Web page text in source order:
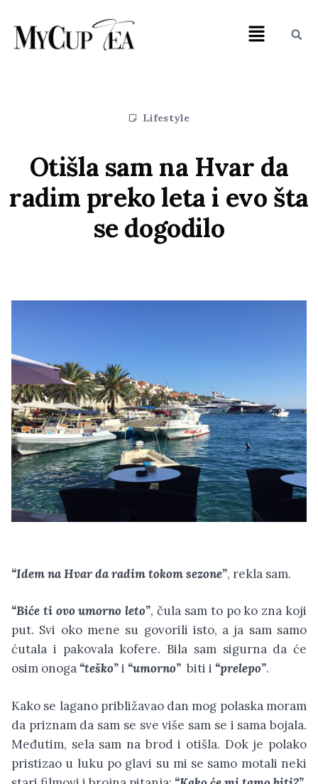
Lifestyle
Otišla sam na Hvar da
radim preko leta i evo šta
se dogodilo
“Idem na Hvar da radim tokom sezone”, rekla sam.
“Biće ti ovo umorno leto”, čula sam to po ko zna koji
put. Svi oko mene su govorili isto, a ja sam samo
ćutala i pakovala kofere. Bila sam sigurna da će
osim onoga “teško”i “umorno” biti i “prelepo”.
Kako se lagano približavao dan mog polaska moram
da priznam da sam se sve više sam se i sama bojala.
Međutim, sela sam na brod i otišla. Dok je polako
pristizao u luku po glavi su mi se samo motali neki